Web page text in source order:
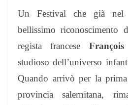
Un Festival che già nel
bellissimo riconoscimento
regista francese
studioso dell’universo
Quando arrivò per la
provincia salernitana,